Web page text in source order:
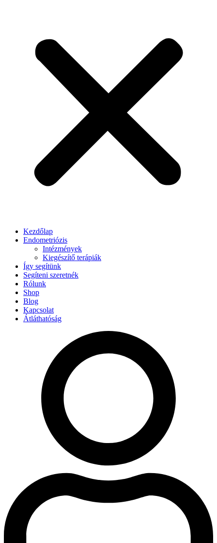
Kezdőlap
Endometriózis
Intézmények
Kiegészítő terápiák
Így segítünk
Segíteni szeretnék
Rólunk
Shop
Blog
Kapcsolat
Átláthatóság